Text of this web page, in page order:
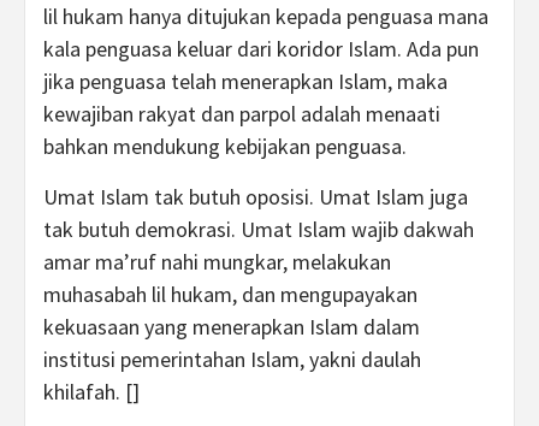
lil hukam hanya ditujukan kepada penguasa mana
kala penguasa keluar dari koridor Islam. Ada pun
jika penguasa telah menerapkan Islam, maka
kewajiban rakyat dan parpol adalah menaati
bahkan mendukung kebijakan penguasa.
Umat Islam tak butuh oposisi. Umat Islam juga
tak butuh demokrasi. Umat Islam wajib dakwah
amar ma’ruf nahi mungkar, melakukan
muhasabah lil hukam, dan mengupayakan
kekuasaan yang menerapkan Islam dalam
institusi pemerintahan Islam, yakni daulah
khilafah. []